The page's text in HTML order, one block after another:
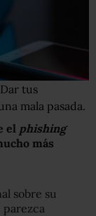
Dar tus
mala pasada.
el phishing
más
sobre su
parezca